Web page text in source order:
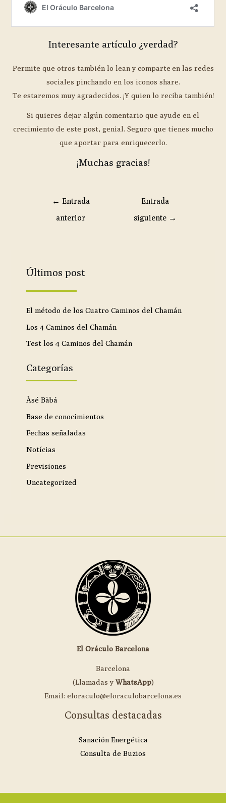
Interesante artículo ¿verdad?
Permite que otros también lo lean y comparte en las redes
sociales pinchando en los iconos share.
Te estaremos muy agradecidos. ¡Y quien lo reciba también!
Si quieres dejar algún comentario que ayude en el
crecimiento de este post, genial. Seguro que tienes mucho
que aportar para enriquecerlo.
¡Muchas gracias!
← Entrada
anterior
Entrada
siguiente →
Últimos post
El método de los Cuatro Caminos del Chamán
Los 4 Caminos del Chamán
Test los 4 Caminos del Chamán
Categorías
Àsé Bàbá
Base de conocimientos
Fechas señaladas
Notícias
Previsiones
Uncategorized
El Oráculo Barcelona
Barcelona
(Llamadas y WhatsApp)
Email: eloraculo@eloraculobarcelona.es
Consultas destacadas
Sanación Energética
Consulta de Buzios